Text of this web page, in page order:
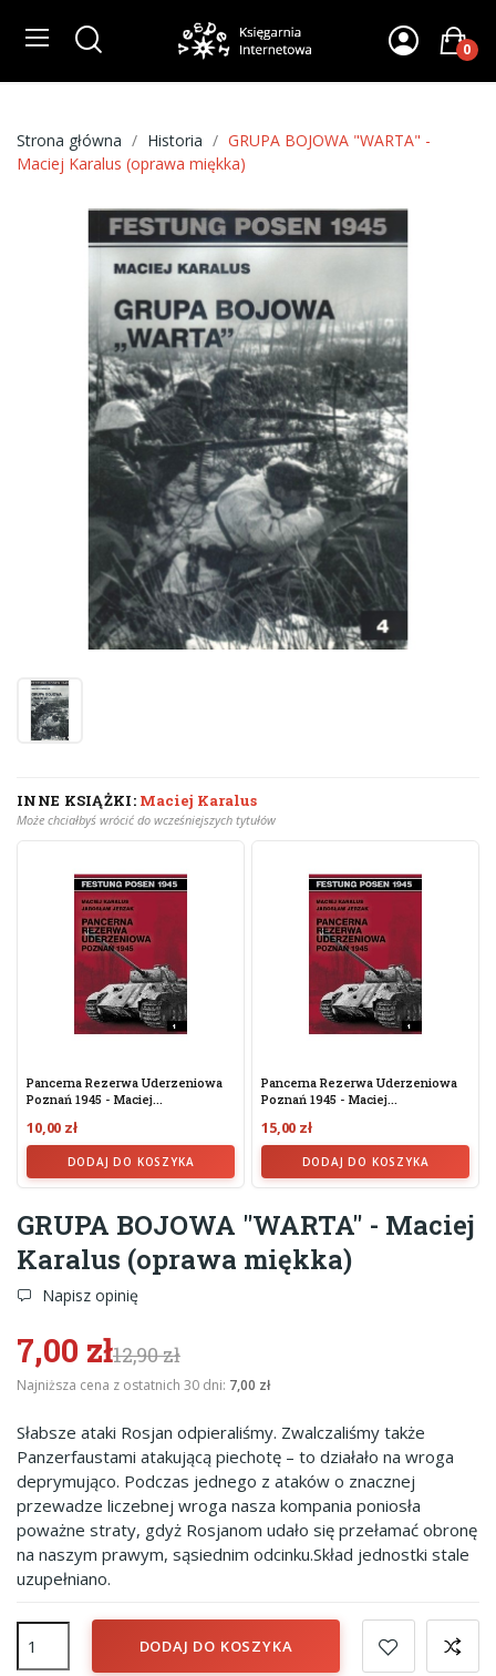
0
Strona główna Historia
GRUPA BOJOWA "WARTA" -
Maciej Karalus (oprawa miękka)
INNE KSIĄŻKI: Maciej Karalus
Może chciałbyś wrócić do wcześniejszych tytułów
Pancerna Rezerwa Uderzeniowa
Poznań 1945 - Maciej...
10,00 zł
DODAJ DO KOSZYKA
Pancerna Rezerwa Uderzeniowa
Poznań 1945 - Maciej...
15,00 zł
DODAJ DO KOSZYKA
GRUPA BOJOWA "WARTA" - Maciej
Karalus (oprawa miękka)
Napisz opinię
7,00 zł12,90 zł
Najniższa cena z ostatnich 30 dni: 7,00 zł
Słabsze ataki Rosjan odpieraliśmy. Zwalczaliśmy także
Panzerfaustami atakującą piechotę – to działało na wroga
deprymująco. Podczas jednego z ataków o znacznej
przewadze liczebnej wroga nasza kompania poniosła
poważne straty, gdyż Rosjanom udało się przełamać obronę
na naszym prawym, sąsiednim odcinku.Skład jednostki stale
uzupełniano.
DODAJ DO KOSZYKA